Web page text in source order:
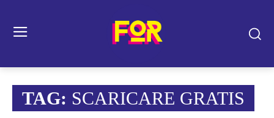
TAG: SCARICARE GRATIS